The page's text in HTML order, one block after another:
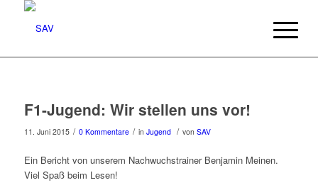
F1-Jugend: Wir stellen uns vor!
11. Juni 2015 / 0 Kommentare / in Jugend / von SAV
Ein Bericht von unserem Nachwuchstrainer Benjamin Meinen.
Viel Spaß beim Lesen!